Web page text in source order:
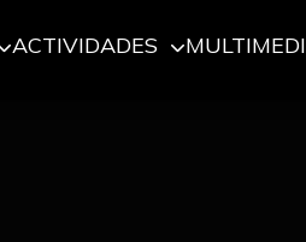
ACTIVIDADES